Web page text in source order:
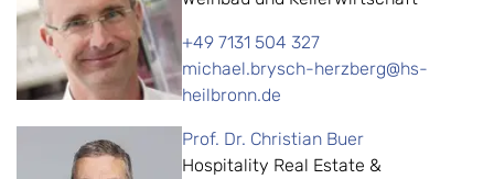
+49 7131 504 327
michael.brysch-herzberg@hs-
heilbronn.de
Prof. Dr. Christian Buer
Hospitality Real Estate &